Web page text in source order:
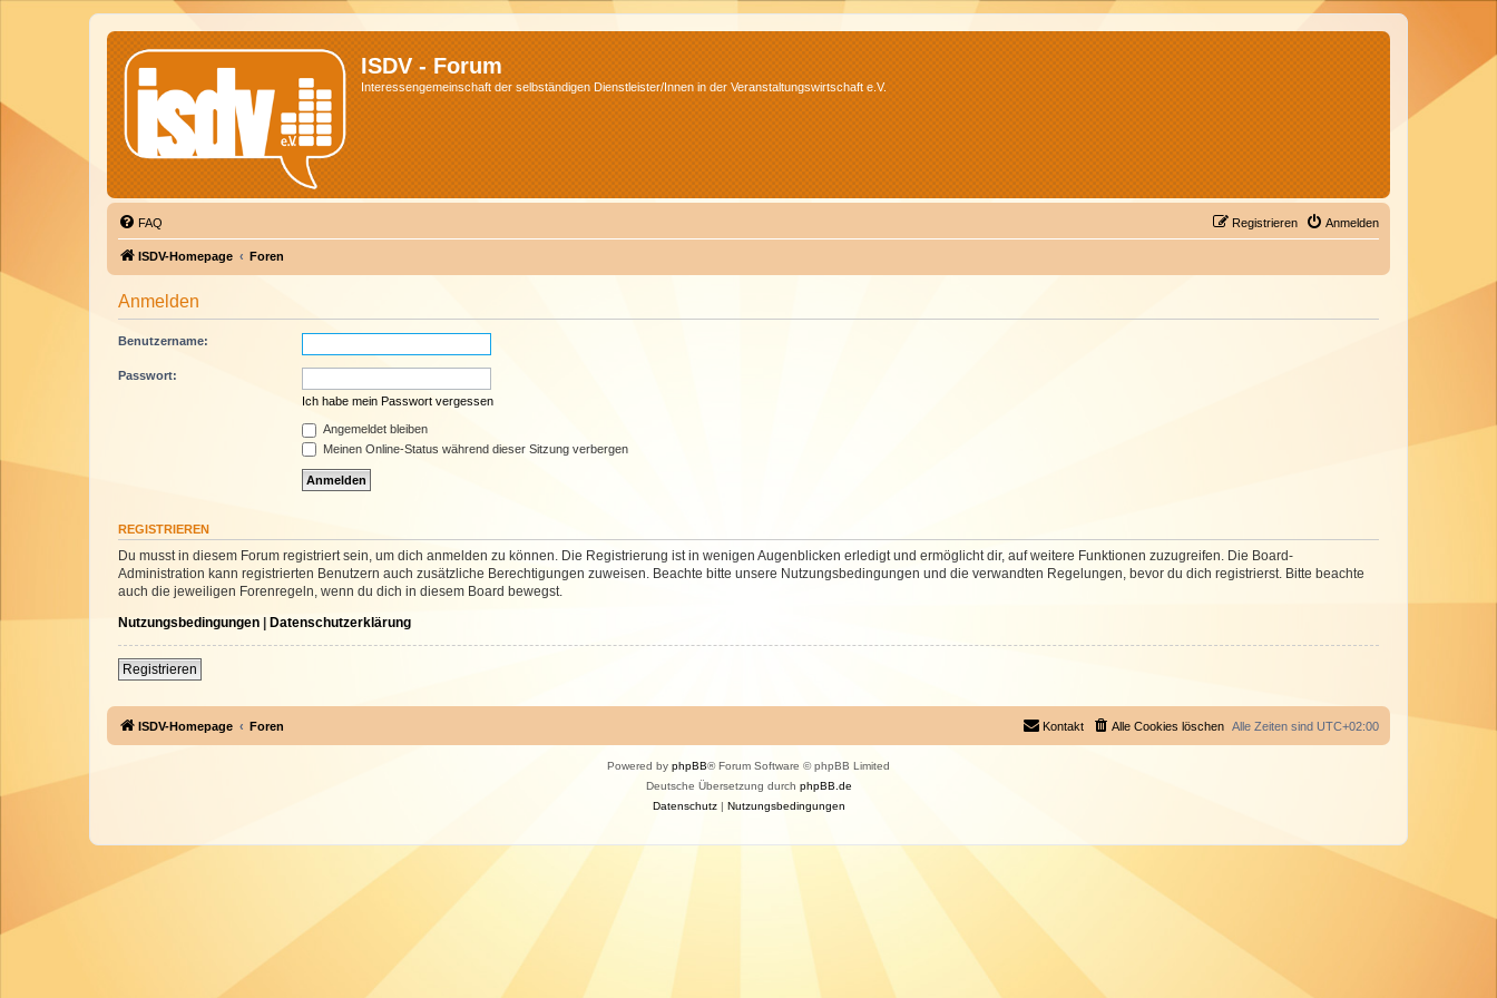
ISDV - Forum
Interessengemeinschaft der selbständigen Dienstleister/Innen in der Veranstaltungswirtschaft e.V.
FAQ Anmelden
Registrieren
ISDV-Homepage Foren
Anmelden
Benutzername:
Passwort:
Ich habe mein Passwort vergessen
Angemeldet bleiben
Meinen Online-Status während dieser Sitzung verbergen
REGISTRIEREN
Du musst in diesem Forum registriert sein, um dich anmelden zu können. Die Registrierung ist in wenigen Augenblicken erledigt und ermöglicht dir, auf weitere Funktionen zuzugreifen. Die Board-
Administration kann registrierten Benutzern auch zusätzliche Berechtigungen zuweisen. Beachte bitte unsere Nutzungsbedingungen und die verwandten Regelungen, bevor du dich registrierst. Bitte beachte
auch die jeweiligen Forenregeln, wenn du dich in diesem Board bewegst.
Nutzungsbedingungen | Datenschutzerklärung
Registrieren
ISDV-Homepage Foren Alle Zeiten sind UTC+02:00
Alle Cookies löschen
Kontakt
Powered by phpBB® Forum Software © phpBB Limited
Deutsche Übersetzung durch phpBB.de
Datenschutz| Nutzungsbedingungen